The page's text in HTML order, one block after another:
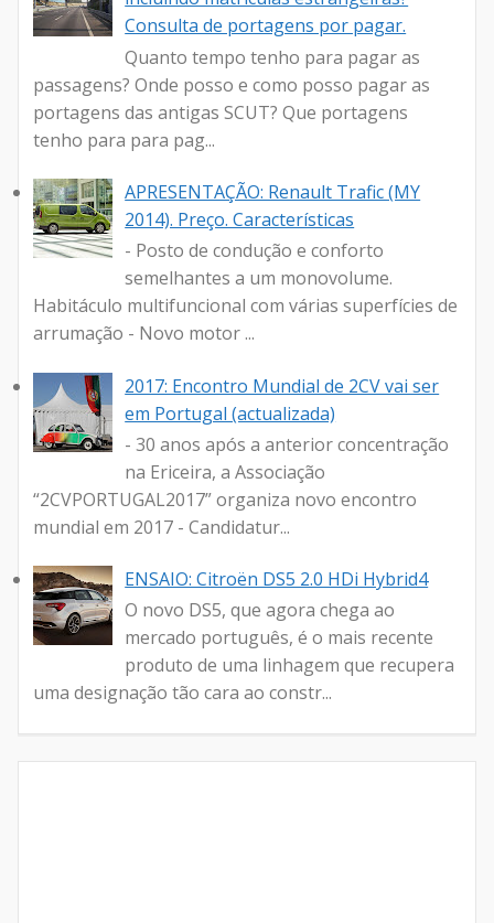
Consulta de portagens por pagar.
Quanto tempo tenho para pagar as
passagens? Onde posso e como posso pagar as
portagens das antigas SCUT? Que portagens
tenho para para pag...
APRESENTAÇÃO: Renault Trafic (MY
2014). Preço. Características
- Posto de condução e conforto
semelhantes a um monovolume.
Habitáculo multifuncional com várias superfícies de
arrumação - Novo motor ...
2017: Encontro Mundial de 2CV vai ser
em Portugal (actualizada)
- 30 anos após a anterior concentração
na Ericeira, a Associação
“2CVPORTUGAL2017” organiza novo encontro
mundial em 2017 - Candidatur...
ENSAIO: Citroën DS5 2.0 HDi Hybrid4
O novo DS5, que agora chega ao
mercado português, é o mais recente
produto de uma linhagem que recupera
uma designação tão cara ao constr...